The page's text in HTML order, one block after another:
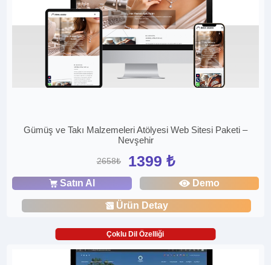
Gümüş ve Takı Malzemeleri Atölyesi Web Sitesi Paketi –
Nevşehir
2658₺ 1399 ₺
Satın Al Demo
Ürün Detay
Çoklu Dil Özelliği